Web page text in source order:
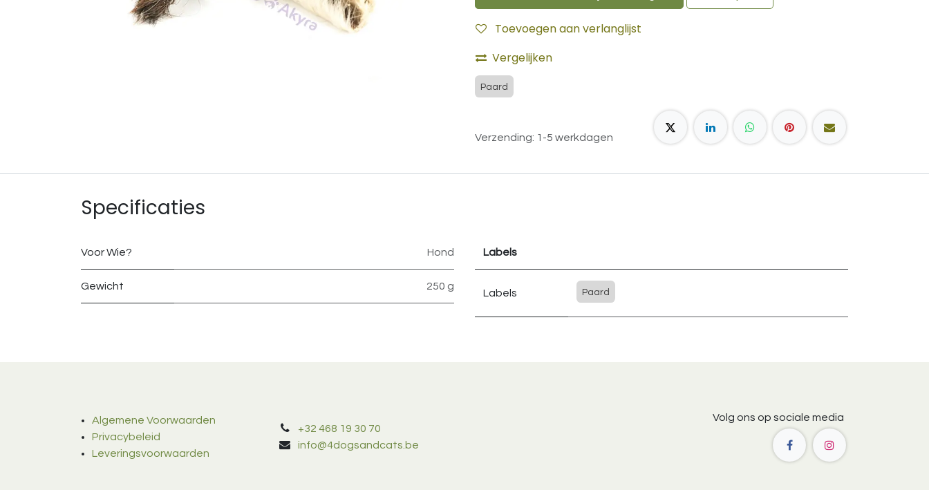
Toevoegen aan verlanglijst
Vergelijken
Paard
Verzending: 1-5 werkdagen
Specificaties
Voor Wie? Hond
Gewicht 250 g
Labels
Labels Paard
Algemene Voorwaarden
Privacybeleid
Leveringsvoorwaarden
+32 468 19 30 70
info@4dogsandcats.be
Volg ons op sociale media